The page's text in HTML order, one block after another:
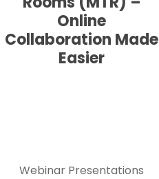
Online
Collaboration Made
Easier
Webinar Presentations